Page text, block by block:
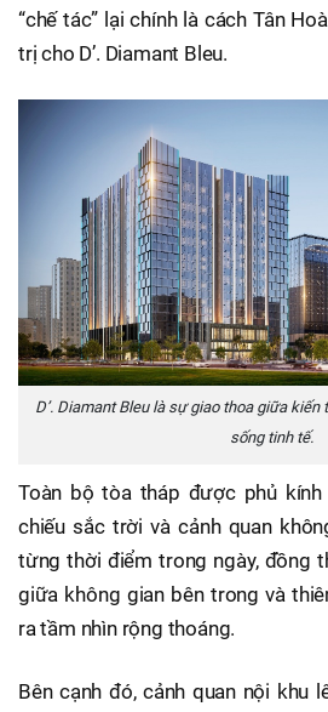
“chế tác” lại chính là cách Tân
trị cho D’. Diamant Bleu.
D’. Diamant Bleu là sự giao thoa giữa
sống tinh tế.
Toàn bộ tòa tháp được phủ kính
chiếu sắc trời và cảnh quan
từng thời điểm trong ngày, đồng
giữa không gian bên trong và
ra tầm nhìn rộng thoáng.
Bên cạnh đó, cảnh quan nội khu